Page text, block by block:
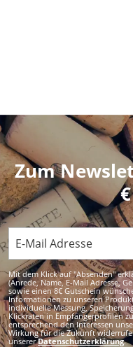
Zum
Mit dem Klick auf "Absenden"
(Anrede, Name, E-Mail Adresse,
sowie einen 8€ Gutschein
Informationen zu unseren
individuelle Messung,
Klickraten in Empfängerprofilen
entsprechend den Interessen
Wirkung für die Zukunft
unsererDatenschutzerklärung.